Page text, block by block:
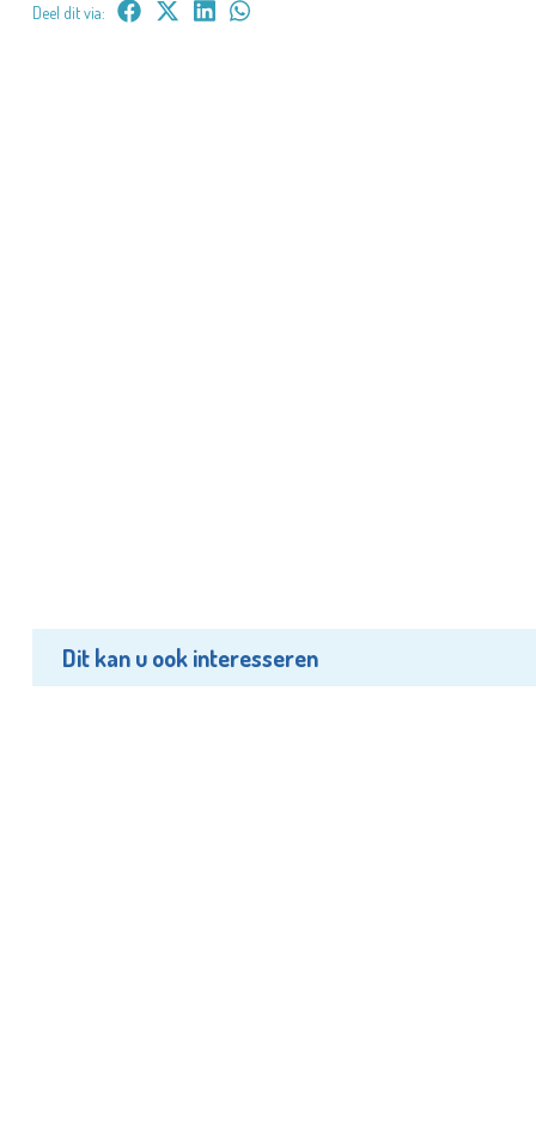
Deel dit via:
Dit kan u ook interesseren